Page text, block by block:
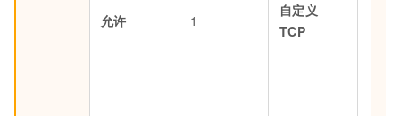
允许 1
自定义
TCP